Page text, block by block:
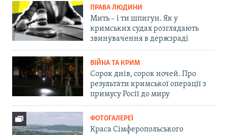
ПРАВА ЛЮДИНИ
Мить – і ти шпигун. Як у
кримських судах розглядають
звинувачення в держзраді
ВІЙНА ТА КРИМ
Сорок днів, сорок ночей. Про
результати кримської операції з
примусу Росії до миру
ФОТОГАЛЕРЕЇ
Краса Сімферопольського